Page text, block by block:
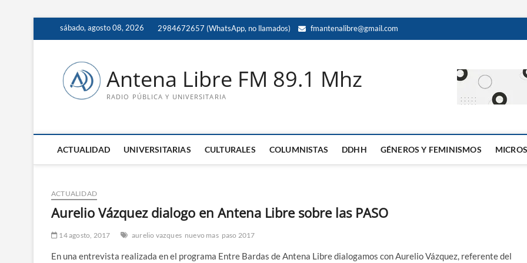
sábado, agosto 08, 2026 2984672657 (WhatsApp, no llamados) fmantenalibre@gmail.com
Antena Libre FM 89.1 Mhz
RADIO PÚBLICA Y UNIVERSITARIA
ACTUALIDAD UNIVERSITARIAS CULTURALES COLUMNISTAS DDHH GÉNEROS Y FEMINISMOS MICROS
ACTUALIDAD
Aurelio Vázquez dialogo en Antena Libre sobre las PASO
14 agosto, 2017 aurelio vazques nuevo mas paso 2017
En una entrevista realizada en el programa Entre Bardas de Antena Libre dialogamos con Aurelio Vázquez, referente del